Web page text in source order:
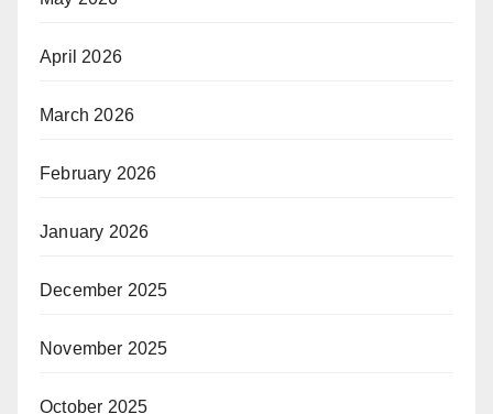
April 2026
March 2026
February 2026
January 2026
December 2025
November 2025
October 2025